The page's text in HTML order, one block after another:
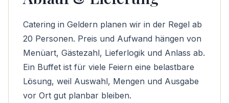
Catering in Geldern planen wir in der Regel ab
20 Personen. Preis und Aufwand hängen von
Menüart, Gästezahl, Lieferlogik und Anlass ab.
Ein Buffet ist für viele Feiern eine belastbare
Lösung, weil Auswahl, Mengen und Ausgabe
vor Ort gut planbar bleiben.